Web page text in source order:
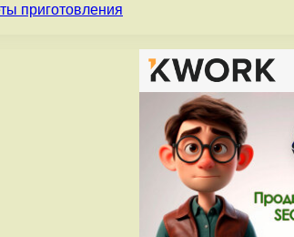
приготовления